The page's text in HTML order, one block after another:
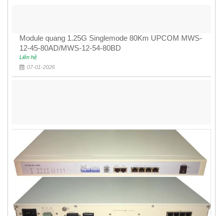
Module quang 1.25G Singlemode 80Km UPCOM MWS-
12-45-80AD/MWS-12-54-80BD
Liên hệ
07-01-2026